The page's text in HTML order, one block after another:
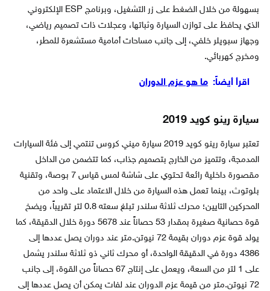
بسهولة من خلال الضغط على زر التشغيل، وبرنامج ESP الإلكتروني
الذي يحافظ على توازن السيارة وثباتها، وعجلات ذات تصميم رياضي،
وجهاز سبويلر خلفي، إلى جانب مساحات أمامية مستشعرة للمطر،
ومخرج كهربائي.
اقرأ أيضاً: ما هو عزم الدوران
سيارة رينو كويد 2019
تعتبر سيارة رينو كويد 2019 سيارة ميني كروس تنتمي إلى فئة السيارات
المدمجة، وتتميز من الخارج بتصميم جذاب، كما تتضمن من الداخل
مقصورة داخلية رائعة تحتوي على شاشة لمس قياس 7 بوصة، وتقنية
بلوتوث، بينما تعمل هذه السيارة من خلال الاعتماد على واحد من
المحركين التايين؛ محرك ثلاثة سلندر تبلغ سعته 0.8 لتر تقريباً، ويضخ
قوة حصانية صغيرة بمقدار 53 حصاناً عند 5678 دورة خلال الدقيقة، كما
يولد قوة عزم دوران بقيمة 72 نيوتن.متر عند دوران يصل عددها إلى
4386 دورة في الدقيقة الواحدة، أو محرك ثاني ذو ثلاثة سلندر يشمل
على 1 لتر من السعة، ويعمل على إنتاج 67 حصاناً من القوة، إلى جانب
72 نيوتن.متر من قيمة عزم الدوران عند لفات يمكن أن يصل عددها إلى